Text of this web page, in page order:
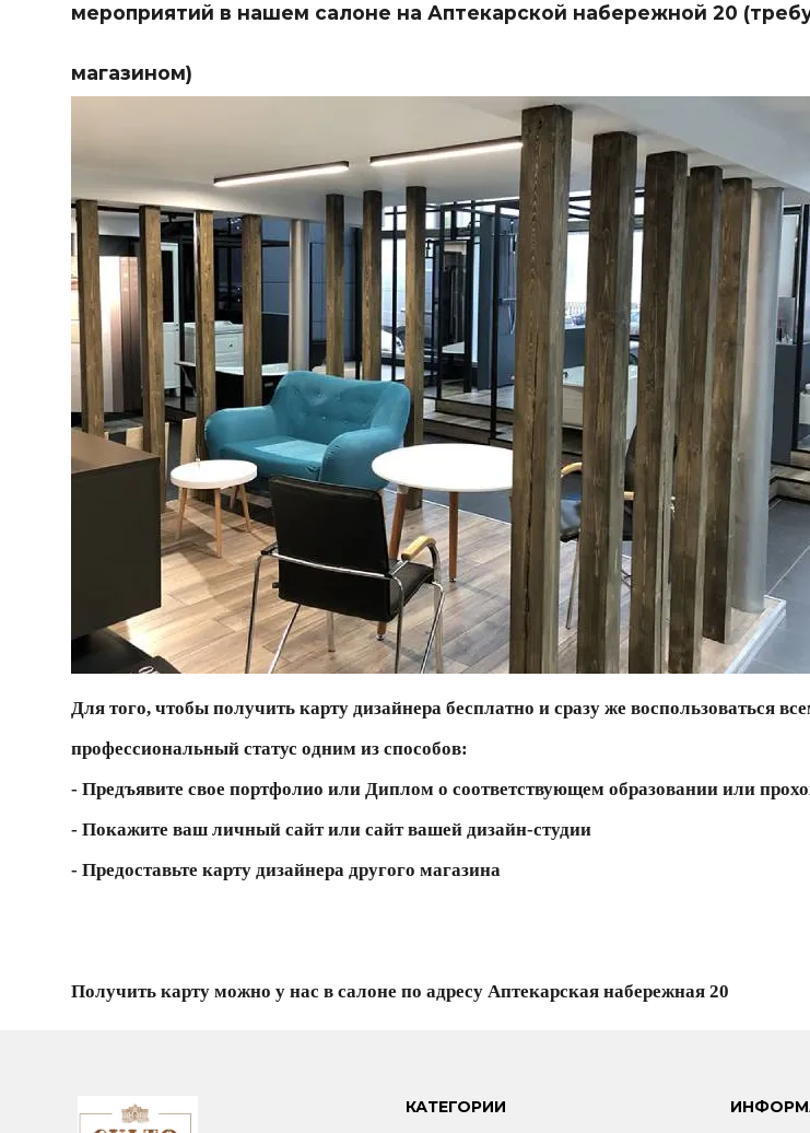
мероприятий в нашем салоне на Аптекарской набережной 20
магазином)
Для того, чтобы получить карту дизайнера бесплатно и сразу же воспользоваться
профессиональный статус одним из способов:
- Предъявите свое портфолио или Диплом о соответствующем образовании или
- Покажите ваш личный сайт или сайт вашей дизайн-студии
- Предоставьте карту дизайнера другого магазина
Получить карту можно у нас в салоне по адресу Аптекарская набережная 20
КАТЕГОРИИ